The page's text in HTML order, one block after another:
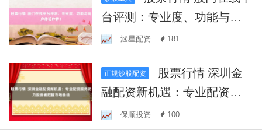
台评测：专业度、功能与用
户体验咋样？
涵星配资 181
正规炒股配资
融配资新机遇：专业配资服
务助力投资者把握市场脉动
保顺投资 100